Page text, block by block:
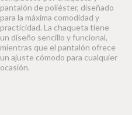
pantalón de poliéster, diseñado
para la máxima comodidad y
practicidad. La chaqueta tiene
un diseño sencillo y funcional,
mientras que el pantalón ofrece
un ajuste cómodo para cualquier
ocasión.